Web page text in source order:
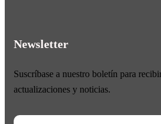
Newsletter
Suscríbase a nuestro boletín para
actualizaciones y noticias.